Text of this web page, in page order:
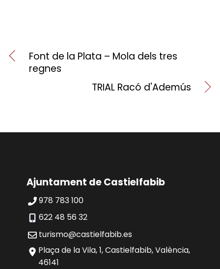
Font de la Plata – Mola dels tres
regnes
TRIAL Racó d'Ademús
Ajuntament de Castielfabib
978 783 100
622 48 56 32
turismo@castielfabib.es
Plaça de la Vila, 1, Castielfabib, València,
46141